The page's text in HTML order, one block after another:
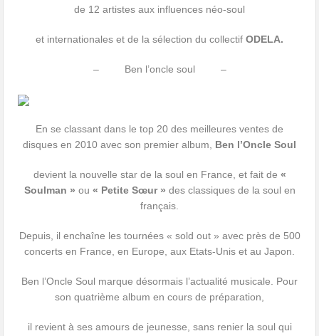
de 12 artistes aux influences néo-soul
et internationales et de la sélection du collectif ODELA.
– Ben l’oncle soul –
En se classant dans le top 20 des meilleures ventes de
disques en 2010 avec son premier album, Ben l’Oncle Soul
devient la nouvelle star de la soul en France, et fait de «
Soulman » ou « Petite Sœur » des classiques de la soul en
français.
Depuis, il enchaîne les tournées « sold out » avec près de 500
concerts en France, en Europe, aux Etats-Unis et au Japon.
Ben l’Oncle Soul marque désormais l’actualité musicale. Pour
son quatrième album en cours de préparation,
il revient à ses amours de jeunesse, sans renier la soul qui